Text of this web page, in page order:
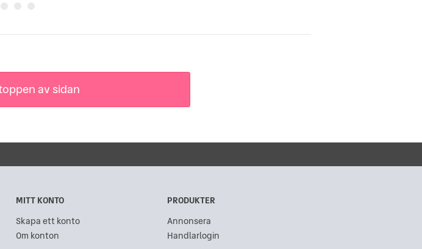
av sidan
MITT KONTO
Skapa ett konto
Om konton
PRODUKTER
Annonsera
Handlarlogin